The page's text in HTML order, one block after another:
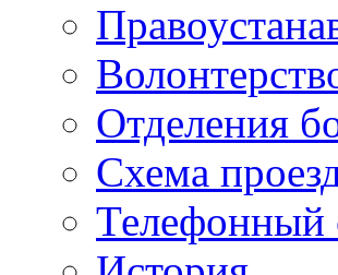
Отделения
Схема
Телефонный